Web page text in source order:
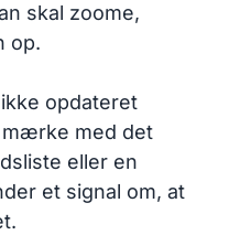
skal zoome,
op.
opdateret
mærke med det
eller en
et signal om, at